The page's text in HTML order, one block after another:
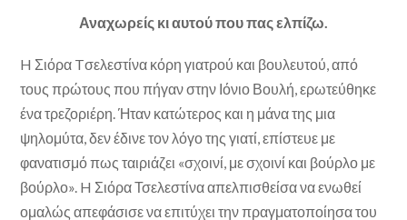
Αναχωρείς κι αυτού που πας ελπίζω.
H Σιόρα Tσελεστίνα κόρη γιατρού και βουλευτού, από
τους πρώτους που πήγαν στην Ιόνιο Βουλή, ερωτεύθηκε
ένα τρεζοριέρη. Ήταν κατώτερος και η μάνα της μια
ψηλομύτα, δεν έδινε τον λόγο της γιατί, επίστευε με
φανατισμό πως ταιριάζει «σχοινί, με σχοινί και βούρλο με
βούρλο». H Σιόρα Τσελεστίνα απελπισθείσα να ενωθεί
ομαλώς απεφάσισε να επιτύχει την πραγματοποίησα του